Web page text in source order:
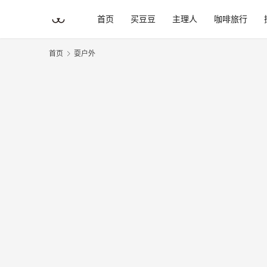
首页 买豆豆 主理人 咖啡旅行
首页 耍户外